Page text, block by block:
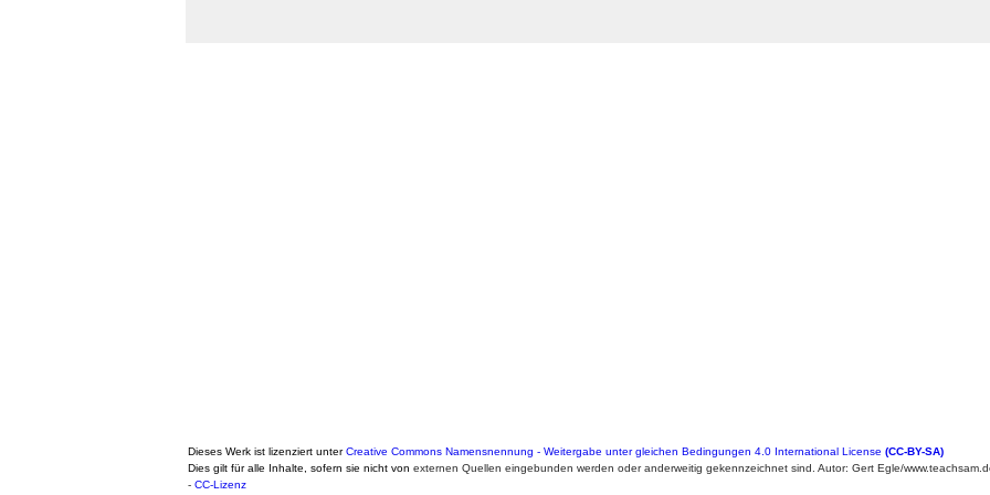
Dieses Werk ist lizenziert unterCreative Commons Namensnennung - Weitergabe unter gleichen Bedingungen 4.0 International License (CC-BY-SA)
Dies gilt für alle Inhalte, sofern sie nicht von externen Quellen eingebunden werden oder anderweitig gekennzeichnet sind. Autor: Gert Egle/
- CC-Lizenz